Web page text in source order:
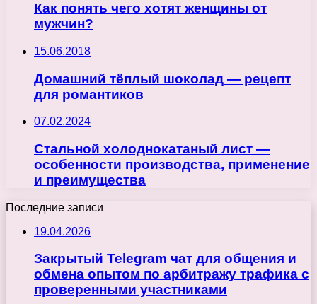
Как понять чего хотят женщины от
мужчин?
15.06.2018
Домашний тёплый шоколад — рецепт
для романтиков
07.02.2024
Стальной холоднокатаный лист —
особенности производства, применение
и преимущества
Последние записи
19.04.2026
Закрытый Telegram чат для общения и
обмена опытом по арбитражу трафика с
проверенными участниками